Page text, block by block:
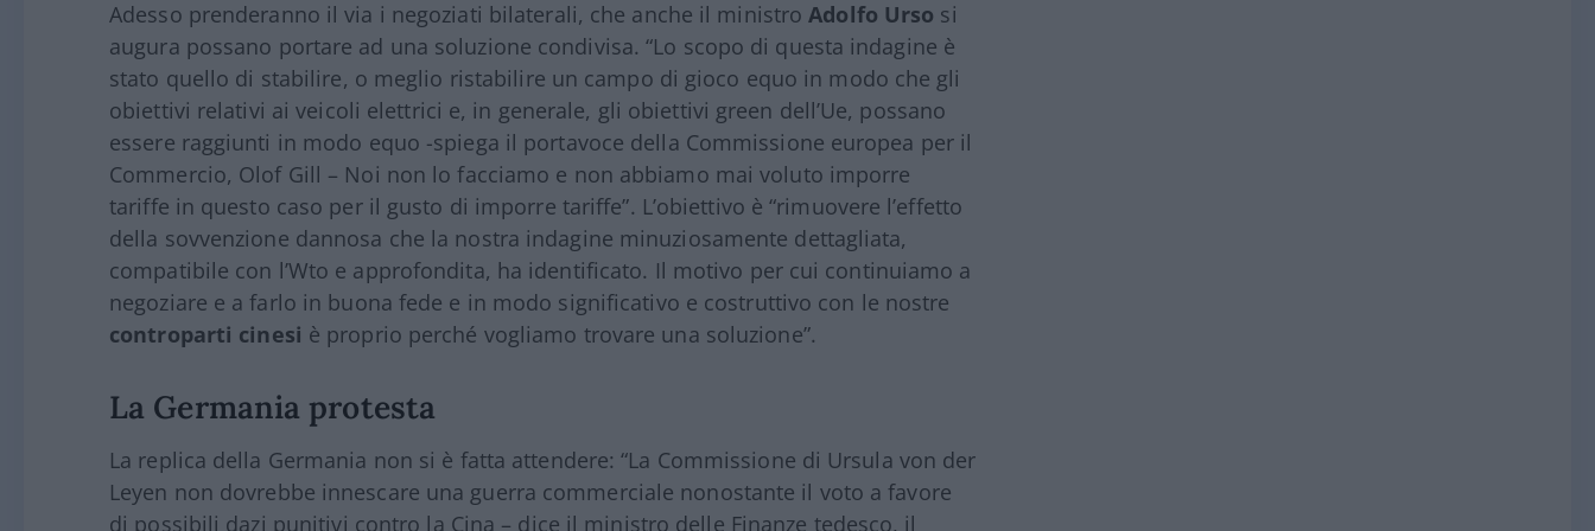
Adesso prenderanno il via i negoziati bilaterali, che anche il ministroAdolfo Urso si
augura possano portare ad una soluzione condivisa. “Lo scopo di questa indagine è
stato quello di stabilire, o meglio ristabilire un campo di gioco equo in modo che gli
obiettivi relativi ai veicoli elettrici e, in generale, gli obiettivi green dell’Ue, possano
essere raggiunti in modo equo -spiega il portavoce della Commissione europea per il
Commercio, Olof Gill – Noi non lo facciamo e non abbiamo mai voluto imporre
tariffe in questo caso per il gusto di imporre tariffe”. L’obiettivo è “rimuovere l’effetto
della sovvenzione dannosa che la nostra indagine minuziosamente dettagliata,
compatibile con l’Wto e approfondita, ha identificato. Il motivo per cui continuiamo a
negoziare e a farlo in buona fede e in modo significativo e costruttivo con le nostre
controparti cinesi è proprio perché vogliamo trovare una soluzione”.
La Germania protesta
La replica della Germania non si è fatta attendere: “La Commissione di Ursula von der
Leyen non dovrebbe innescare una guerra commerciale nonostante il voto a favore
di possibili dazi punitivi contro la Cina – dice il ministro delle Finanze tedesco, il